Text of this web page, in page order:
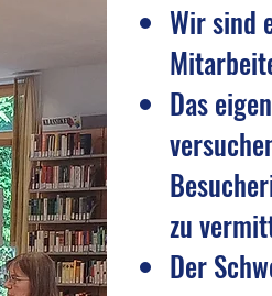
Wir sind
Das
zu
Der